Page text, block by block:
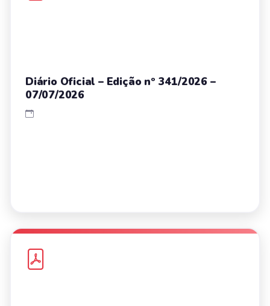
Diário Oficial – Edição nº 341/2026 –
07/07/2026